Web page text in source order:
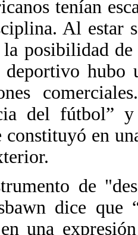
tenían
Al estar
posibilidad
deportivo hubo
del fútbol”
constituyó en
de
dice que
una